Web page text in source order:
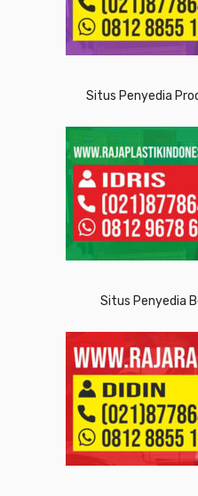
Situs Penyedia
Situs Penyedia